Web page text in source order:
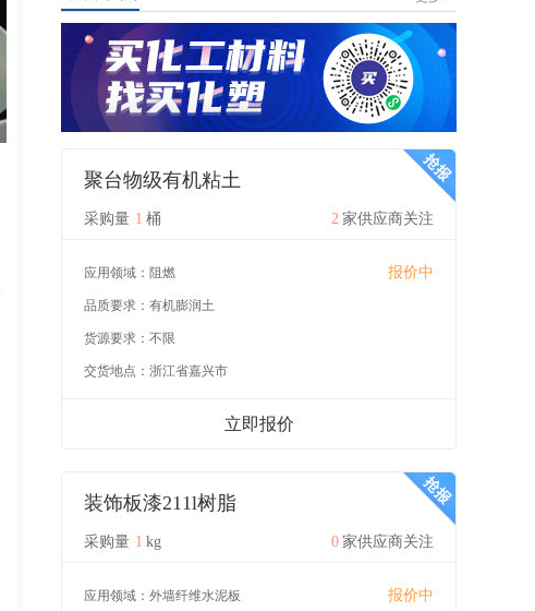
聚台物级有机粘土
采购量 1 桶 2 家供应商关注
应用领域： 阻燃 报价中
品质要求： 有机膨润土
货源要求： 不限
交货地点： 浙江省嘉兴市
立即报价
装饰板漆211l树脂
采购量 1 kg 0 家供应商关注
应用领域： 外墙纤维水泥板 报价中